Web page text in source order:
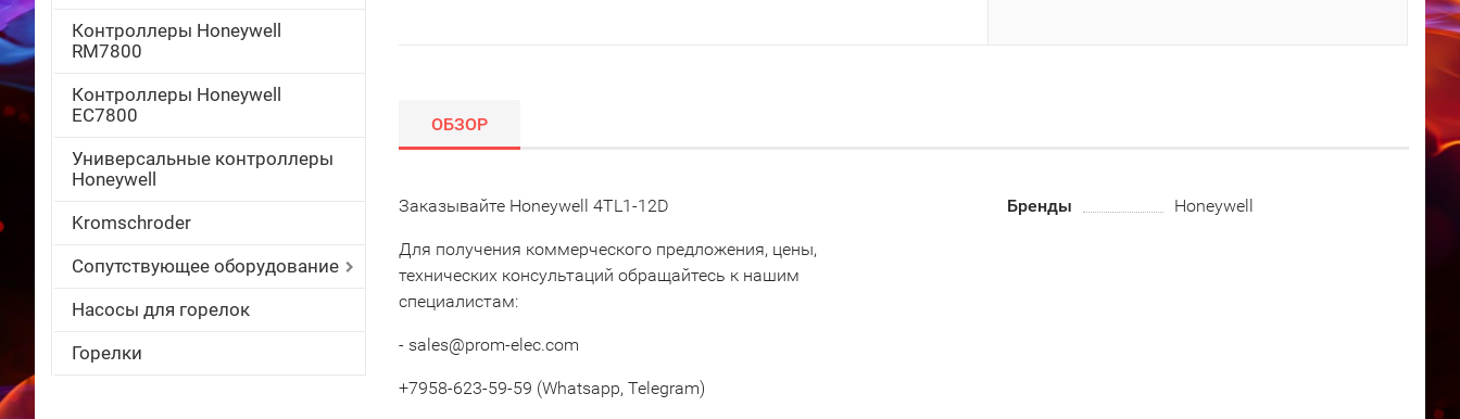
Контроллеры Honeywell
RM7800
Контроллеры Honeywell
EC7800
Универсальные контроллеры
Honeywell
Kromschroder
Сопутствующее оборудование
Насосы для горелок
Горелки
ОБЗОР
Заказывайте Honeywell 4TL1-12D
Для получения коммерческого предложения, цены,
технических консультаций обращайтесь к нашим
специалистам:
- sales@prom-elec.com
+7958-623-59-59 (Whatsapp, Telegram)
Бренды Honeywell